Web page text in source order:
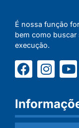
É nossa função
bem como buscar
execução.